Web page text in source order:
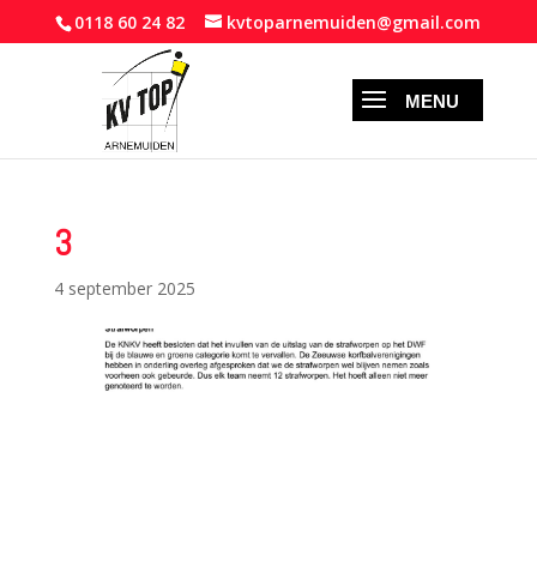
0118 60 24 82 kvtoparnemuiden@gmail.com
3
4 september 2025